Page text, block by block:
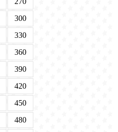
300
330
360
390
420
450
480